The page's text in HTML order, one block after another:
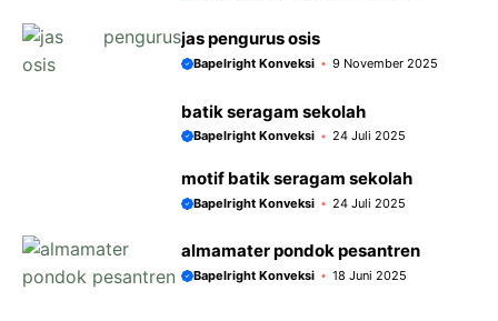
jas pengurus osis
Bapelright Konveksi 9 November 2025
batik seragam sekolah
Bapelright Konveksi 24 Juli 2025
motif batik seragam sekolah
Bapelright Konveksi 24 Juli 2025
almamater pondok pesantren
Bapelright Konveksi 18 Juni 2025